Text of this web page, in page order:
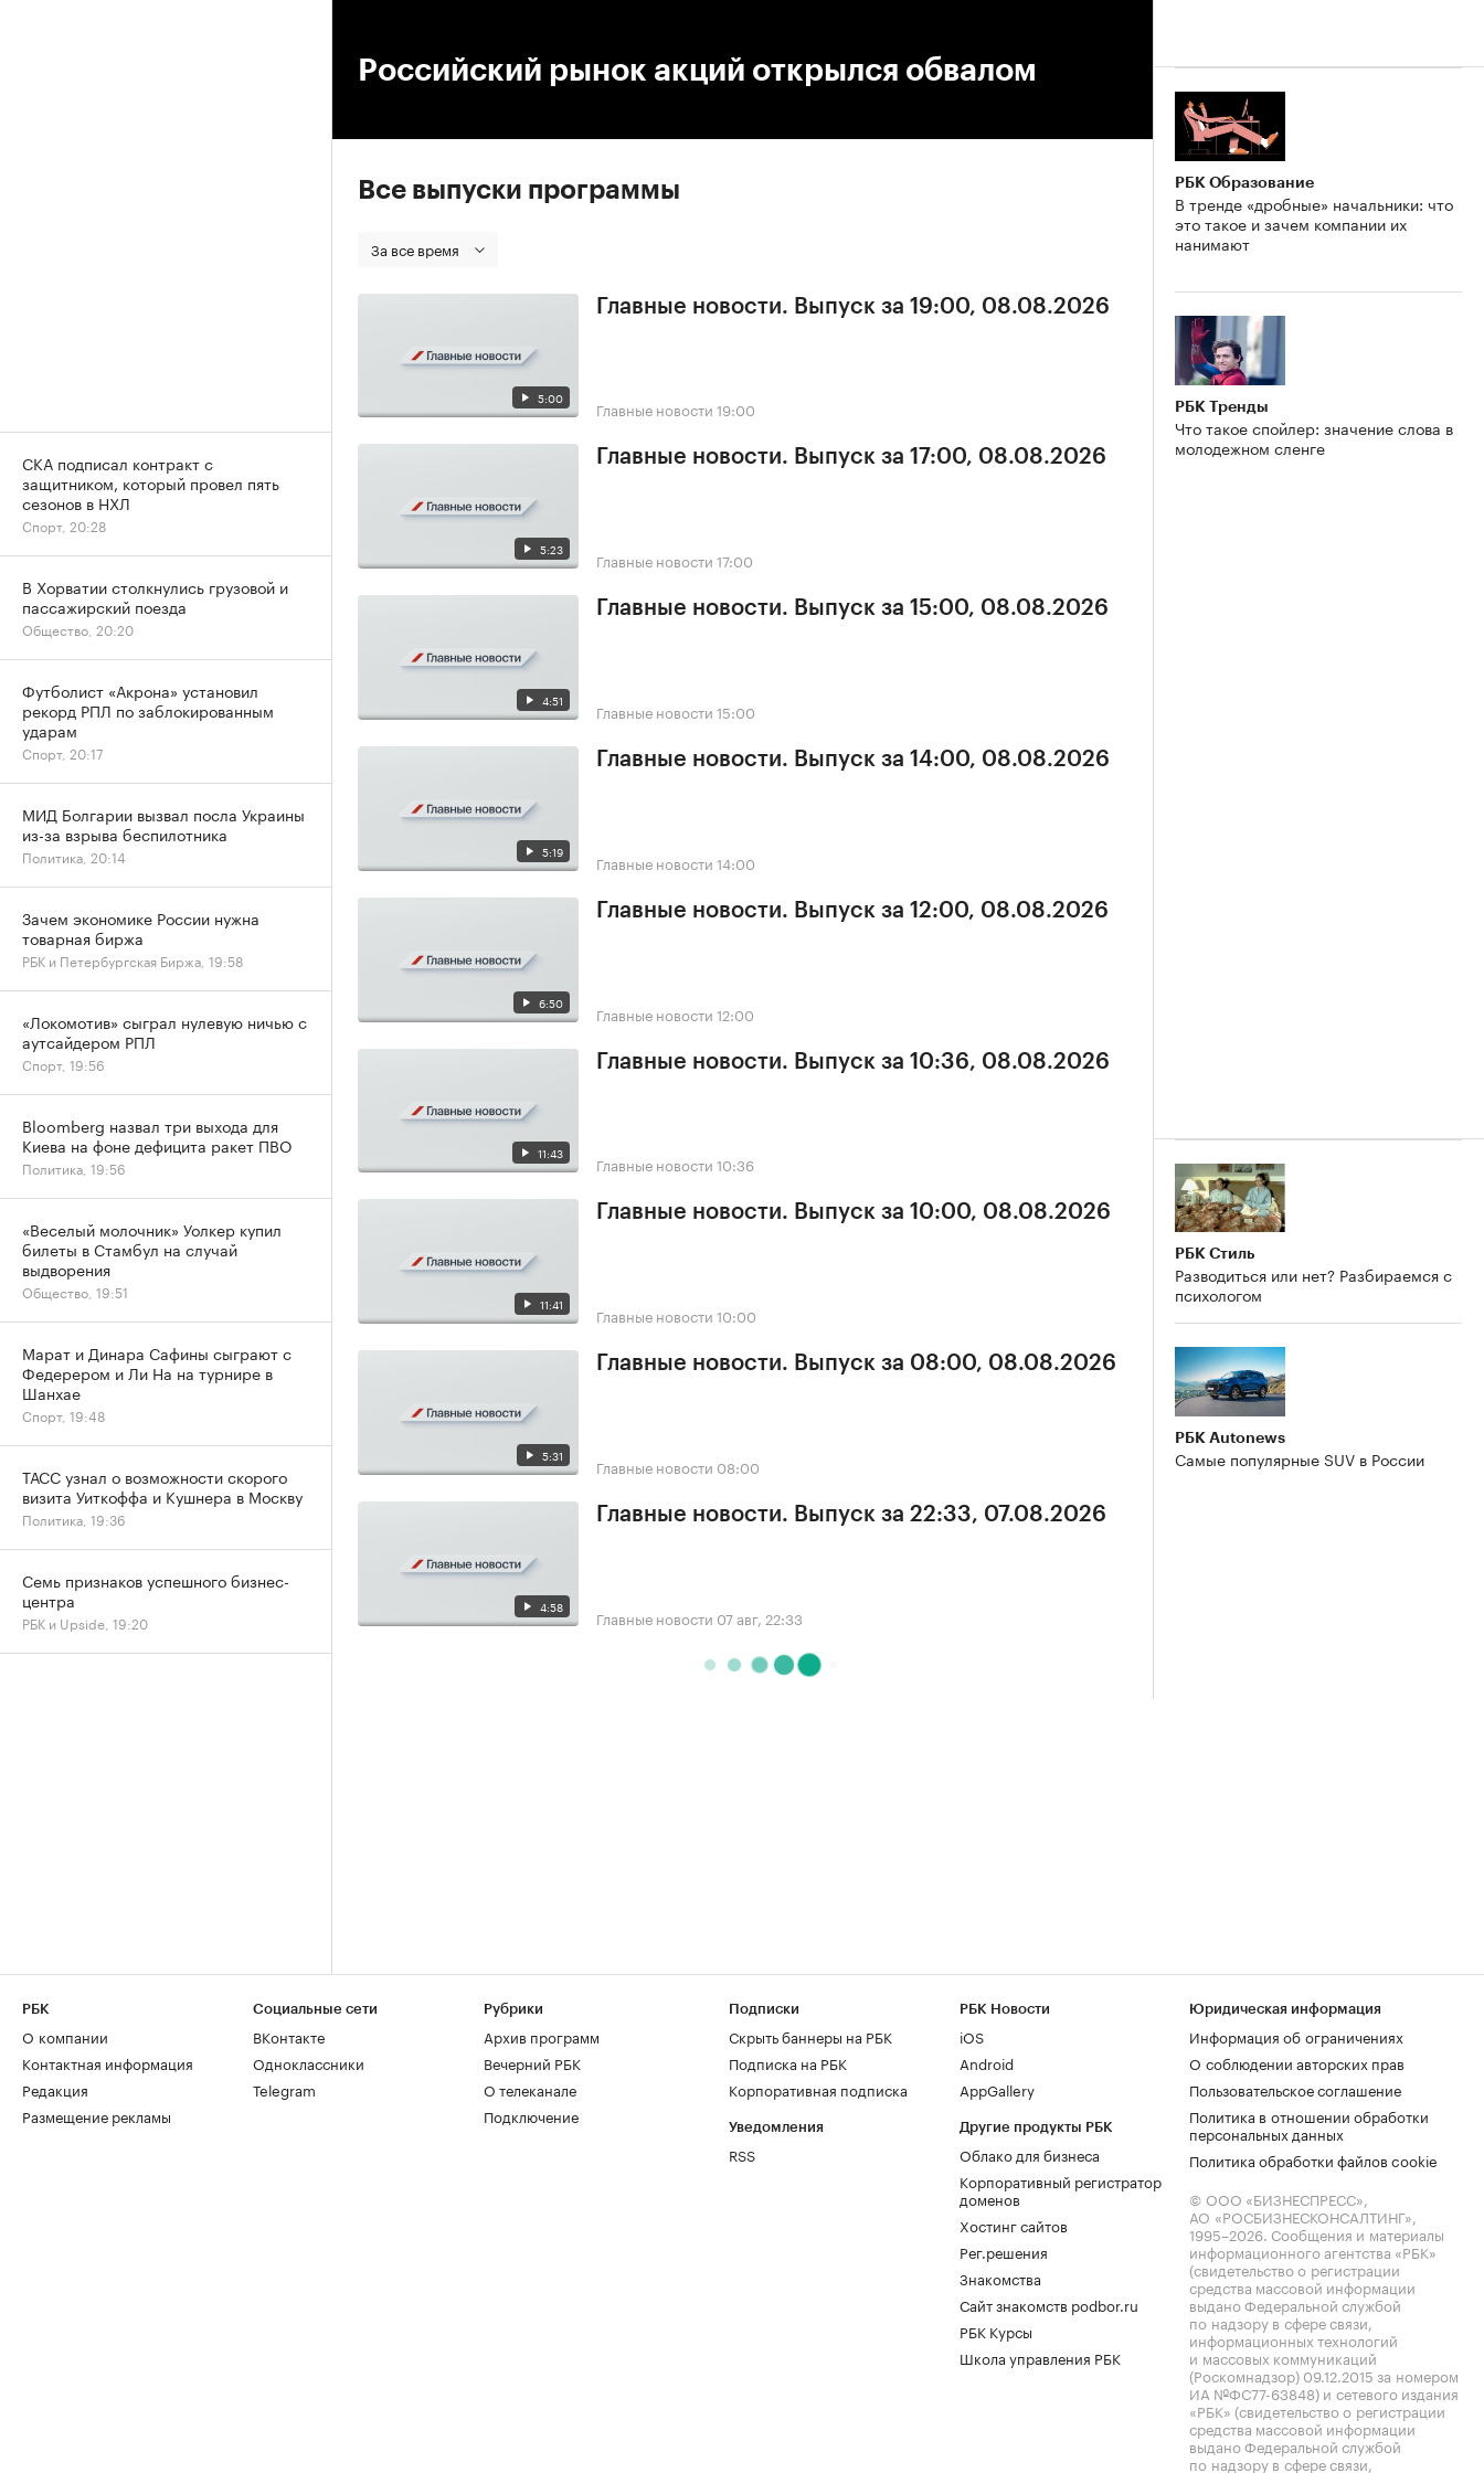
Российский рынок акций открылся обвалом
Все выпуски программы
За все время
5:00
Главные новости. Выпуск за 19:00, 08.08.2026
Главные новости 19:00
5:23
Главные новости. Выпуск за 17:00, 08.08.2026
Главные новости 17:00
4:51
Главные новости. Выпуск за 15:00, 08.08.2026
Главные новости 15:00
5:19
Главные новости. Выпуск за 14:00, 08.08.2026
Главные новости 14:00
6:50
Главные новости. Выпуск за 12:00, 08.08.2026
Главные новости 12:00
11:43
Главные новости. Выпуск за 10:36, 08.08.2026
Главные новости 10:36
11:41
Главные новости. Выпуск за 10:00, 08.08.2026
Главные новости 10:00
5:31
Главные новости. Выпуск за 08:00, 08.08.2026
Главные новости 08:00
4:58
Главные новости. Выпуск за 22:33, 07.08.2026
Главные новости 07 авг, 22:33
РБК Образование
В тренде «дробные» начальники: что
это такое и зачем компании их
нанимают
РБК Тренды
Что такое спойлер: значение слова в
молодежном сленге
РБК Стиль
Разводиться или нет? Разбираемся с
психологом
РБК Autonews
Самые популярные SUV в России
СКА подписал контракт с
защитником, который провел пять
сезонов в НХЛ
Спорт, 20:28
В Хорватии столкнулись грузовой и
пассажирский поезда
Общество, 20:20
Футболист «Акрона» установил
рекорд РПЛ по заблокированным
ударам
Спорт, 20:17
МИД Болгарии вызвал посла Украины
из-за взрыва беспилотника
Политика, 20:14
Зачем экономике России нужна
товарная биржа
РБК и Петербургская Биржа, 19:58
«Локомотив» сыграл нулевую ничью с
аутсайдером РПЛ
Спорт, 19:56
Bloomberg назвал три выхода для
Киева на фоне дефицита ракет ПВО
Политика, 19:56
«Веселый молочник» Уолкер купил
билеты в Стамбул на случай
выдворения
Общество, 19:51
Марат и Динара Сафины сыграют с
Федерером и Ли На на турнире в
Шанхае
Спорт, 19:48
ТАСС узнал о возможности скорого
визита Уиткоффа и Кушнера в Москву
Политика, 19:36
Семь признаков успешного бизнес-
центра
РБК и Upside, 19:20
РБК
О компании
Контактная информация
Редакция
Размещение рекламы
Социальные сети
ВКонтакте
Одноклассники
Telegram
Рубрики
Архив программ
Вечерний РБК
О телеканале
Подключение
Подписки
Скрыть баннеры на РБК
Подписка на РБК
Корпоративная подписка
Уведомления
RSS
РБК Новости
iOS
Android
AppGallery
Другие продукты РБК
Облако для бизнеса
Корпоративный регистратор
доменов
Хостинг сайтов
Рег.решения
Знакомства
Сайт знакомств podbor.ru
РБК Курсы
Школа управления РБК
Юридическая информация
Информация об ограничениях
О соблюдении авторских прав
Пользовательское соглашение
Политика в отношении обработки
персональных данных
Политика обработки файлов cookie
© ООО «БИЗНЕСПРЕСС»,
АО «РОСБИЗНЕСКОНСАЛТИНГ»,
1995–2026. Сообщения и материалы
информационного агентства «РБК»
(свидетельство о регистрации
средства массовой информации
выдано Федеральной службой
по надзору в сфере связи,
информационных технологий
и массовых коммуникаций
(Роскомнадзор) 09.12.2015 за номером
ИА №ФС77-63848) и сетевого издания
«РБК» (свидетельство о регистрации
средства массовой информации
выдано Федеральной службой
по надзору в сфере связи,